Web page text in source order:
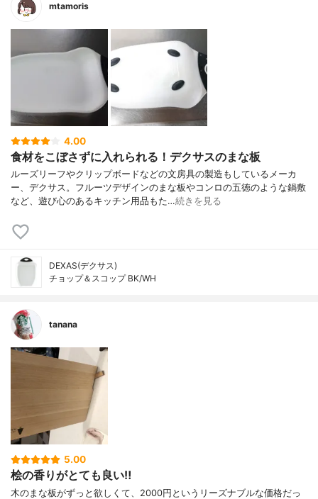
mtamoris
4.00
食材をこぼさずに入れられる！デクサスのまな板
ルーズリーフやクリップボードなどの文房具の製造もしているメーカ
ー、デクサス。フルーツデザインのまな板やコンロの五徳のような鍋敷
など、遊び心のあるキッチン用品もた…続きを見る
DEXAS(デクサス)
チョップ＆スコップ BK/WH
tanana
5.00
桧の香りがとても良い‼︎
木のまな板がずっと欲しくて、2000円というリーズナブルな価格だっ